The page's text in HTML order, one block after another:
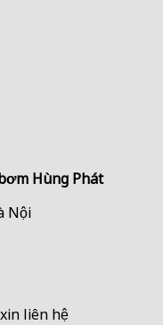
Hùng Phát
Nội
liên hệ